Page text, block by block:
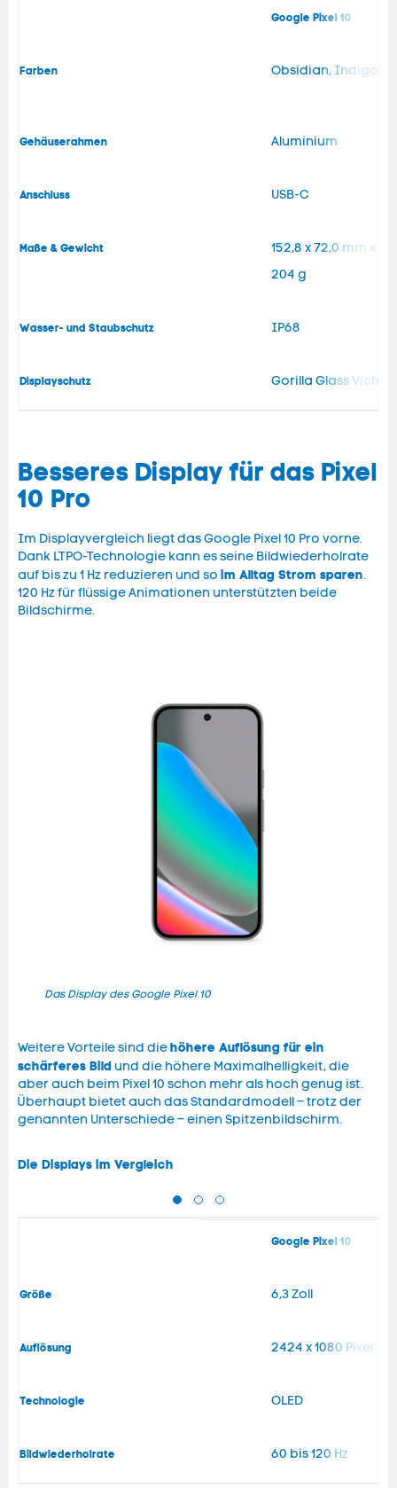
Google Pixel 10
Farben Obsidian, Indigo,
Gehäuserahmen Aluminium
Anschluss USB-C
Maße & Gewicht
152,8 x 72,0 mm x
204 g
Wasser- und Staubschutz IP68
Displayschutz Gorilla Glass Victus
Besseres Display für das Pixel
10 Pro
Im Displayvergleich liegt das Google Pixel 10 Pro vorne.
Dank LTPO-Technologie kann es seine Bildwiederholrate
auf bis zu 1 Hz reduzieren und so im Alltag Strom sparen.
120 Hz für flüssige Animationen unterstützten beide
Bildschirme.
Das Display des Google Pixel 10
Weitere Vorteile sind diehöhere Auflösung für ein
schärferes Bild und die höhere Maximalhelligkeit, die
aber auch beim Pixel 10 schon mehr als hoch genug ist.
Überhaupt bietet auch das Standardmodell – trotz der
genannten Unterschiede – einen Spitzenbildschirm.
Die Displays im Vergleich
Google Pixel 10
Größe 6,3 Zoll
Auflösung 2424 x 1080 Pixel
Technologie OLED
Bildwiederholrate 60 bis 120 Hz